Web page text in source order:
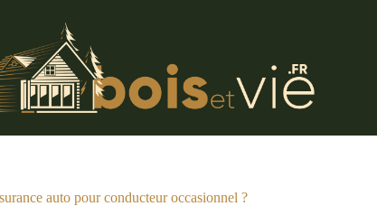
auto pour conducteur occasionnel ?